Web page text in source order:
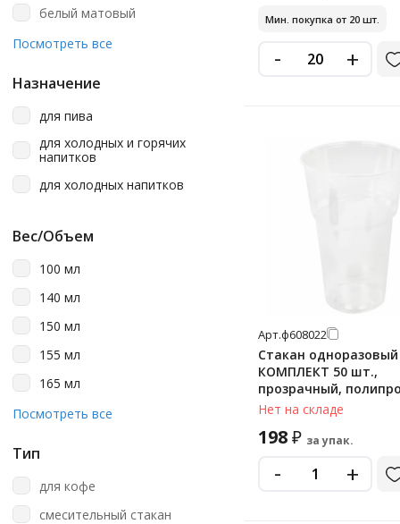
Welday
Альт Пласт
Взлп
Д-Полимер
Интеко
На Троих
Флайпак
Экопак
белый матовый
белый/желтый
золотистый
коричневый
коричневый/темно-
коричневый
серебристый
синий
черная сталь
Посмотреть все
Назначение
для пива
для холодных и горячих
напитков
для холодных напитков
Вес/Объем
100 мл
140 мл
150 мл
155 мл
165 мл
180 мл
250 мл
Посмотреть все
Тип
для кофе
смесительный стакан
Мин. покупка от 20 шт.
- +
Арт.ф608022
Стакан
КОМПЛЕКТ 50 шт.,
прозрачный,
(ПП), БЮДЖЕТ, LAIMA,
Нет на складе
198₽ за упак.
- +